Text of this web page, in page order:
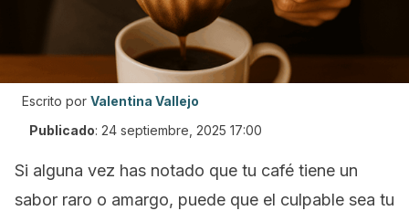
Escrito por Valentina Vallejo
Publicado: 24 septiembre, 2025 17:00
Si alguna vez has notado que tu café tiene un
sabor raro o amargo, puede que el culpable sea tu